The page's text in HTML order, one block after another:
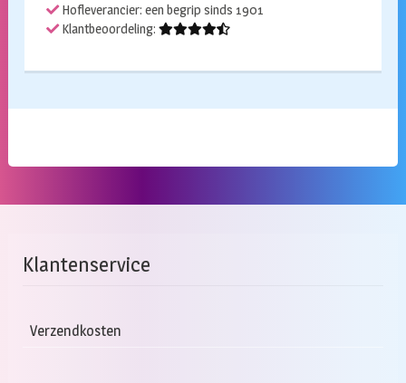
Hofleverancier: een begrip sinds 1901
Klantbeoordeling:
Klantenservice
Verzendkosten